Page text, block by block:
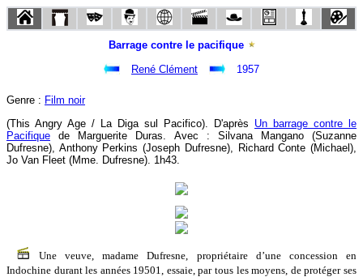
Barrage contre le pacifique
René Clément
1957
Genre : Film noir
(This Angry Age / La Diga sul Pacifico). D'après Un barrage contre le
Pacifique de Marguerite Duras. Avec : Silvana Mangano (Suzanne
Dufresne), Anthony Perkins (Joseph Dufresne), Richard Conte (Michael),
Jo Van Fleet (Mme. Dufresne). 1h43.
Une veuve, madame Dufresne, propriétaire d’une concession en
Indochine durant les années 19501, essaie, par tous les moyens, de protéger ses